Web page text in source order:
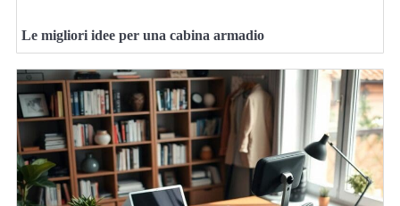
Le migliori idee per una cabina armadio